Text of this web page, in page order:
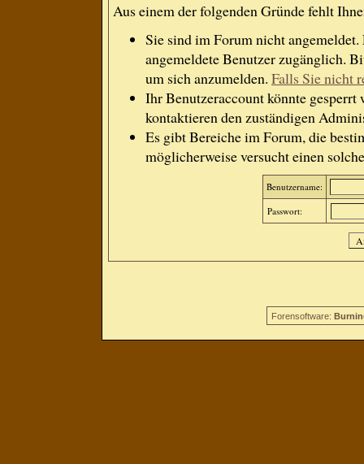
Aus einem der folgenden Gründe fehlt
Sie sind im Forum nicht
angemeldete Benutzer zugänglich.
um sich anzumelden. Falls Sie nicht
Ihr Benutzeraccount könnte gesperrt
kontaktieren den zuständigen
Es gibt Bereiche im Forum, die
möglicherweise versucht einen
Benutzername:
Passwort:
Forensoftware: